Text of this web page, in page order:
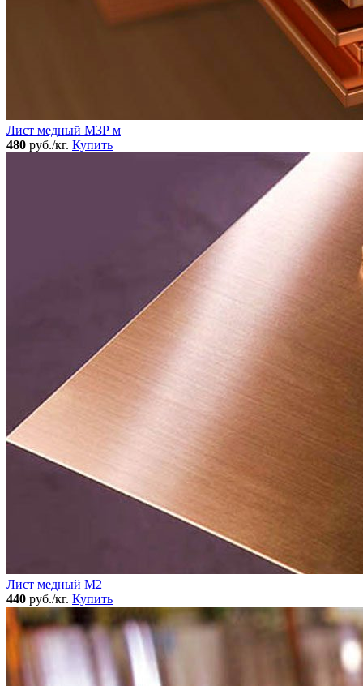
Лист медный М3Р м
480 руб./кг. Купить
Лист медный М2
440 руб./кг. Купить